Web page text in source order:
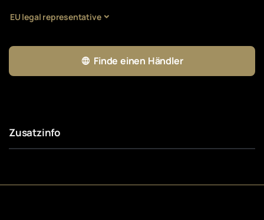
EU legal representative
Finde einen Händler
Zusatzinfo